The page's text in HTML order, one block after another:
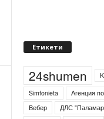
Етикети
24shumen
Simfonieta
Агенция
Вебер
ДЛС